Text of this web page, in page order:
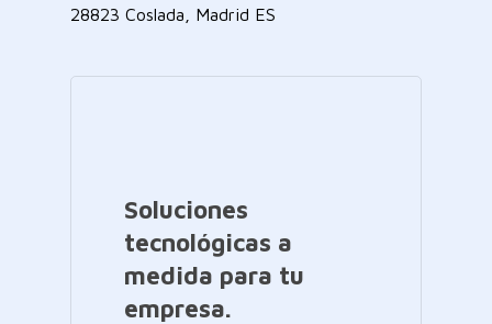
28823 Coslada, Madrid ES
Soluciones
tecnológicas a
medida para tu
empresa.